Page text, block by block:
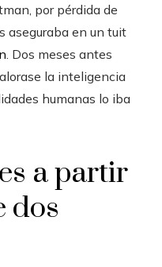
por pérdida de
aseguraba en un tuit
. Dos meses antes
la inteligencia
humanas lo iba
a partir
dos